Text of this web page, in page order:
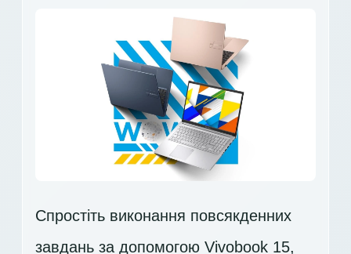
Спростіть виконання повсякденних
завдань за допомогою Vivobook 15,